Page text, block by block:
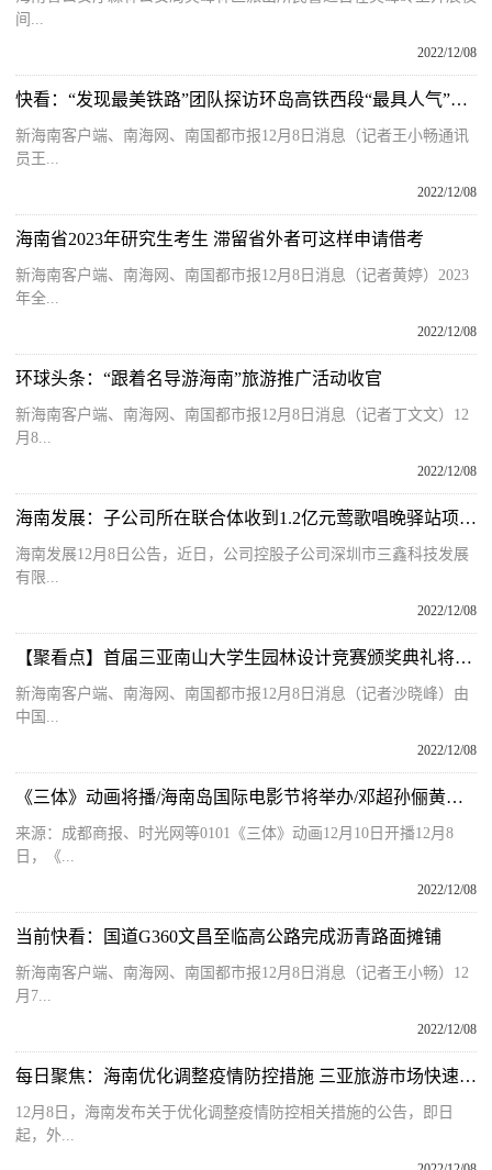
间...
2022/12/08
快看：“发现最美铁路”团队探访环岛高铁西段“最具人气”车站
新海南客户端、南海网、南国都市报12月8日消息（记者王小畅通讯
员王...
2022/12/08
海南省2023年研究生考生 滞留省外者可这样申请借考
新海南客户端、南海网、南国都市报12月8日消息（记者黄婷）2023
年全...
2022/12/08
环球头条：“跟着名导游海南”旅游推广活动收官
新海南客户端、南海网、南国都市报12月8日消息（记者丁文文）12
月8...
2022/12/08
海南发展：子公司所在联合体收到1.2亿元莺歌唱晚驿站项目一期工程EPC中标通知书
海南发展12月8日公告，近日，公司控股子公司深圳市三鑫科技发展
有限...
2022/12/08
【聚看点】首届三亚南山大学生园林设计竞赛颁奖典礼将举行
新海南客户端、南海网、南国都市报12月8日消息（记者沙晓峰）由
中国...
2022/12/08
《三体》动画将播/海南岛国际电影节将举办/邓超孙俪黄轩章子怡加盟《阿凡达2》配音阵容/电影版《想见你》近期上映……
来源：成都商报、时光网等0101《三体》动画12月10日开播12月8
日，《...
2022/12/08
当前快看：国道G360文昌至临高公路完成沥青路面摊铺
新海南客户端、南海网、南国都市报12月8日消息（记者王小畅）12
月7...
2022/12/08
每日聚焦：海南优化调整疫情防控措施 三亚旅游市场快速回暖酒店间夜量预订翻倍
12月8日，海南发布关于优化调整疫情防控相关措施的公告，即日
起，外...